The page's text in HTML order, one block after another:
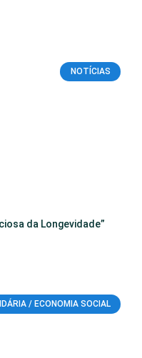
NOTÍCIAS
da Longevidade”
/ ECONOMIA SOCIAL